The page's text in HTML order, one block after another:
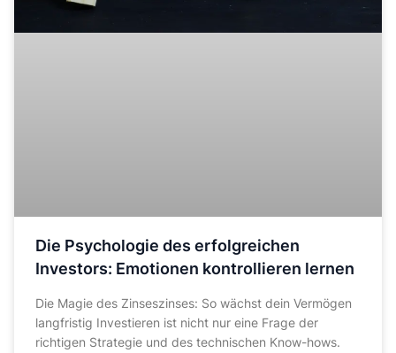
Die Psychologie des erfolgreichen
Investors: Emotionen kontrollieren lernen
Die Magie des Zinseszinses: So wächst dein Vermögen
langfristig Investieren ist nicht nur eine Frage der
richtigen Strategie und des technischen Know-hows.